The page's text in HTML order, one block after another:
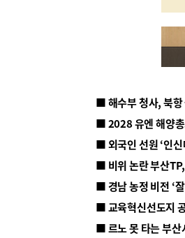
■ 해수부 청사, 북항
■ 2028 유엔 해양총
■ 외국인 선원 ‘인
■ 비위 논란 부산
■ 르노 못 타는 부